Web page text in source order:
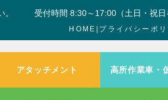
受付時間 8:30～17:00（土日・祝日
HOME プライバシーポリ
アタッチメント 高所作業車・